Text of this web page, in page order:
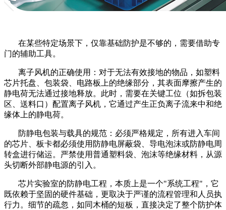
在某些特定场景下，仅靠基础防护是不够的，需要借助专
门的辅助工具。
离子风机的正确使用：对于无法有效接地的物品，如塑料
芯片托盘、包装袋、电路板上的绝缘部分，其表面摩擦产生的
静电荷无法通过接地释放。此时，需要在关键工位（如拆包装
区、送料口）配置离子风机，它通过产生正负离子流来中和绝
缘体上的静电荷。
防静电包装与载具的规范：必须严格规定，所有进入车间
的芯片、板卡都必须使用防静电屏蔽袋、导电泡沫或防静电周
转盒进行储运。严禁使用普通塑料袋、泡沫等绝缘材料，从源
头切断外部静电源的引入。
芯片实验室的防静电工程，本质上是一个"系统工程"，它
既依赖于坚固的硬件基础，更取决于严谨的流程管理和人员执
行力。细节的疏忽，如同木桶的短板，直接决定了整个防护体